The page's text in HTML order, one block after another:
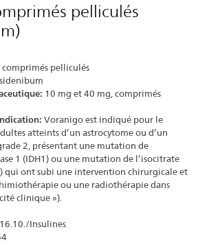
pelliculés
pelliculés
10 mg et 40 mg, comprimés
Voranigo est indiqué pour le
atteints d’un astrocytome ou d’un
2, présentant une mutation de
1 (IDH1) ou une mutation de l’isocitrate
qui ont subi une intervention chirurgicale et
ou une radiothérapie dans
clinique »).
Insulines